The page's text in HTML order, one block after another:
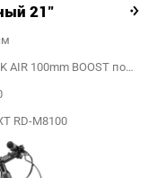
21"
Вилка воздушная RockShox Judy Silver TK AIR 100mm BOOST под ось 15mm
RD-M8100